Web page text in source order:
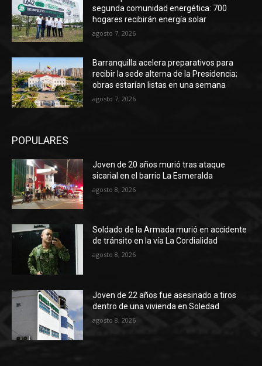
segunda comunidad energética: 700
hogares recibirán energía solar
agosto 7, 2026
Barranquilla acelera preparativos para
recibir la sede alterna de la Presidencia;
obras estarían listas en una semana
agosto 7, 2026
POPULARES
Joven de 20 años murió tras ataque
sicarial en el barrio La Esmeralda
agosto 8, 2026
Soldado de la Armada murió en accidente
de tránsito en la vía La Cordialidad
agosto 8, 2026
Joven de 22 años fue asesinado a tiros
dentro de una vivienda en Soledad
agosto 8, 2026